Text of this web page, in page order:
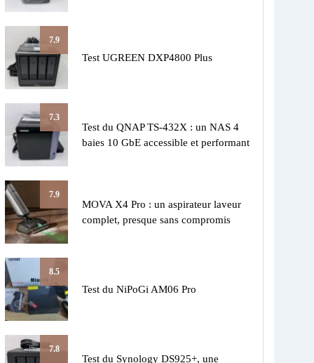
7.9
Test UGREEN DXP4800 Plus
7.3
Test du QNAP TS-432X : un NAS 4
baies 10 GbE accessible et performant
7.9
MOVA X4 Pro : un aspirateur laveur
complet, presque sans compromis
8.5
Test du NiPoGi AM06 Pro
7.8
Test du Synology DS925+, une